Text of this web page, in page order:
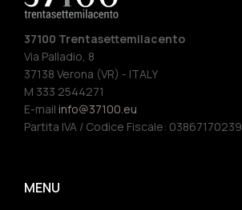
37100 Trentasettemilacento
Via Palladio, 8
37138 Verona (VR) - ITALY
M 333 2544271
E-mail info@37100.eu
Partita IVA / Codice Fiscale: 03867170239
MENU